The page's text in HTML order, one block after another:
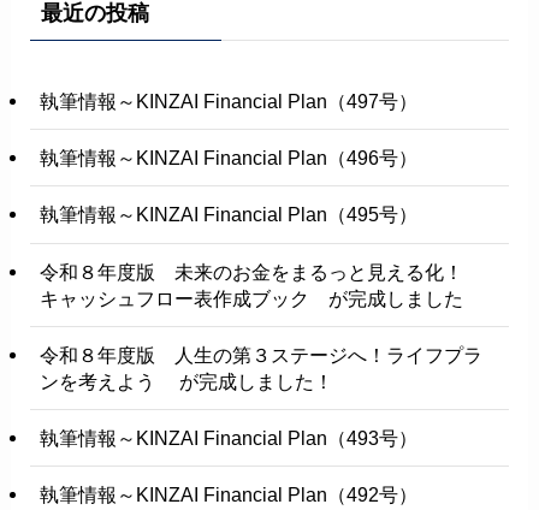
最近の投稿
執筆情報～KINZAI Financial Plan（497号）
執筆情報～KINZAI Financial Plan（496号）
執筆情報～KINZAI Financial Plan（495号）
令和８年度版 未来のお金をまるっと見える化！
キャッシュフロー表作成ブック が完成しました
令和８年度版 人生の第３ステージへ！ライフプラ
ンを考えよう が完成しました！
執筆情報～KINZAI Financial Plan（493号）
執筆情報～KINZAI Financial Plan（492号）